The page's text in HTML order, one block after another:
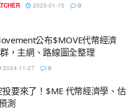
2025-01-15 0
公布$MOVE代幣經濟
，主網、路線圖全整理
2024-11-27 0
投要來了！$ME 代幣經濟學、估
測